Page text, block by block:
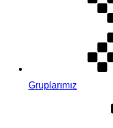
Gruplarımız